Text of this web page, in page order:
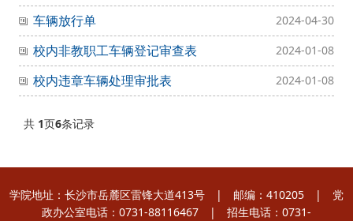
车辆放行单 2024-04-30
校内非教职工车辆登记审查表 2024-01-08
校内违章车辆处理审批表 2024-01-08
共 1页6条记录
学院地址：长沙市岳麓区雷锋大道413号 | 邮编：410205 | 党
政办公室电话：0731-88116467 | 招生电话：0731-